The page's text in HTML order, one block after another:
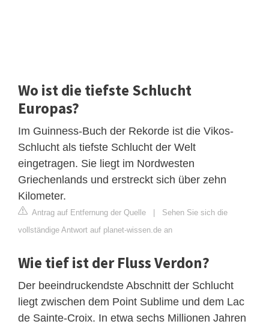
Wo ist die tiefste Schlucht
Europas?
Im Guinness-Buch der Rekorde ist die Vikos-
Schlucht als tiefste Schlucht der Welt
eingetragen. Sie liegt im Nordwesten
Griechenlands und erstreckt sich über zehn
Kilometer.
Antrag auf Entfernung der Quelle | Sehen Sie sich die
vollständige Antwort auf planet-wissen.de an
Wie tief ist der Fluss Verdon?
Der beeindruckendste Abschnitt der Schlucht
liegt zwischen dem Point Sublime und dem Lac
de Sainte-Croix. In etwa sechs Millionen Jahren